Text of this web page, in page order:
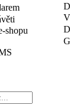
shopu